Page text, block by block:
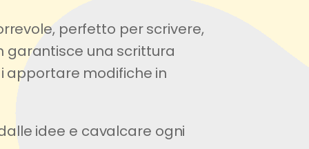
perfetto per scrivere,
garantisce una scrittura
apportare modifiche in
idee e cavalcare ogni